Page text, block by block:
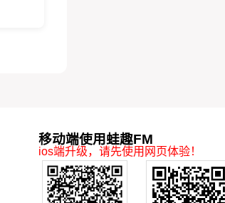
移动端使用蛙趣FM
ios端升级，请先使用网页体验！